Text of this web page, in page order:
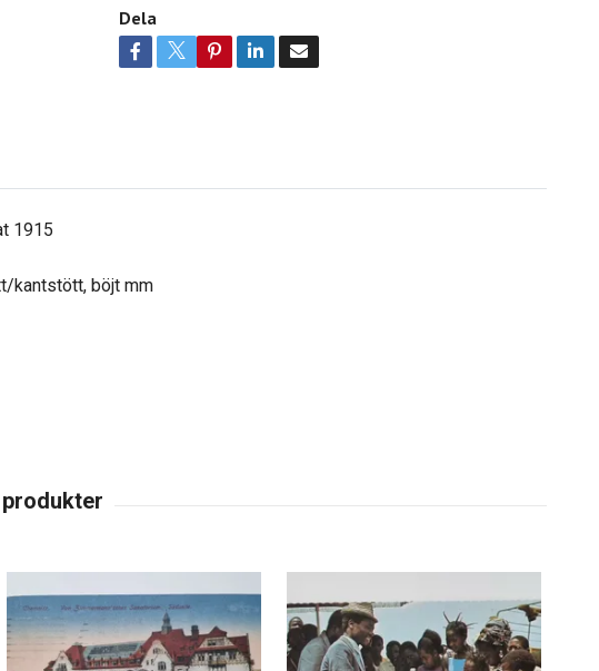
Dela
1915
kantstött, böjt mm